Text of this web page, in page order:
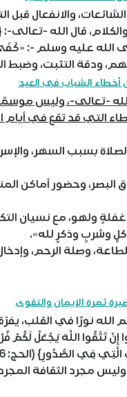
والانفعال قبل
قال الله -تعالى-:
6)، وقال النبي - صلى الله
ودقة التثبت، وضبط
أخطاء الشباب في العيد
-تعالى-، وليس موسمًا
التي قد تقع في أيام
بسبب السهر،
وحضور أماكن
ولهو، مع نسيان
وشربٍ وذكرٍ لله».
وصلة الرحم،
ثمرة الإيمان والتقوى
نورًا في القلب،
مجرد الثقافة